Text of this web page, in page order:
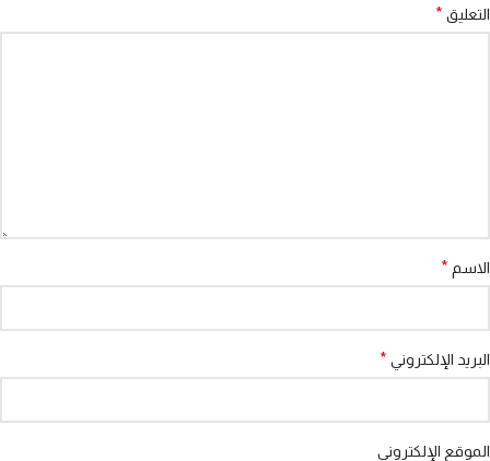
التعليق *
الاسم *
البريد الإلكتروني *
الموقع الإلكتروني